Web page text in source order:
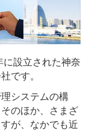
設立された神奈
です。
システムの構
のほか、さまざ
が、なかでも近